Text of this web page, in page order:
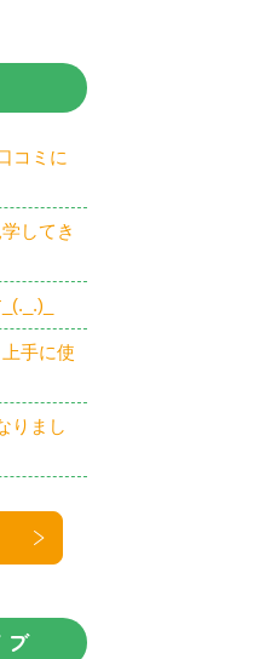
コミに
してき
手に使
りまし
ブ